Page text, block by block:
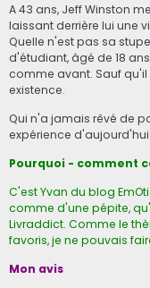
A 43 ans, Jeff Winston
laissant derrière lui une
Quelle n'est pas sa
d'étudiant, âgé de 18
comme avant. Sauf
existence.
Qui n'a jamais rêvé de
expérience d'aujourd'hui
Pourquoi - comment
C'est Yvan du blog
comme d'une pépite,
Livraddict. Comme le
favoris, je ne pouvais
Mon avis